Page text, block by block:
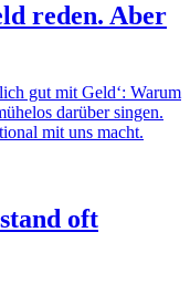
reden. Aber
gut mit Geld‘: Warum
darüber singen.
mit uns macht.
oft